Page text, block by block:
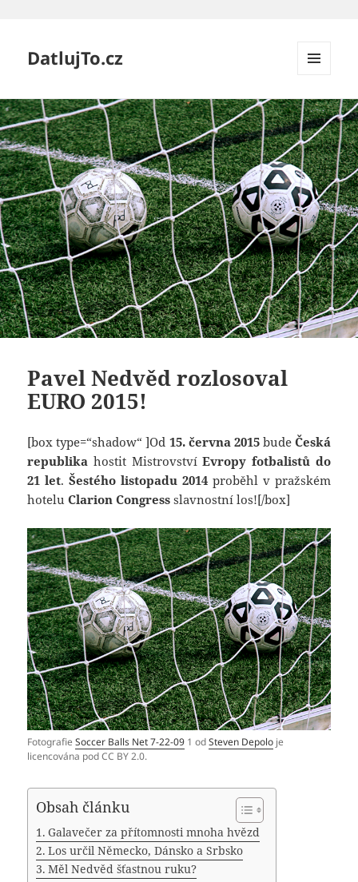
DatlujTo.cz
WIDGETY
Pavel Nedvěd rozlosoval
EURO 2015!
[box type=“shadow“ ]Od 15. června 2015bude Česká
republika hostit MistrovstvíEvropy fotbalistů do
21 let.Šestého listopadu 2014proběhl v pražském
hoteluClarion Congress slavnostní los![/box]
FotografieSoccer Balls Net 7-22-09 1 odSteven Depolo je
licencována pod CC BY 2.0.
Obsah článku
Galavečer za přítomnosti mnoha hvězd
Los určil Německo, Dánsko a Srbsko
Měl Nedvěd šťastnou ruku?